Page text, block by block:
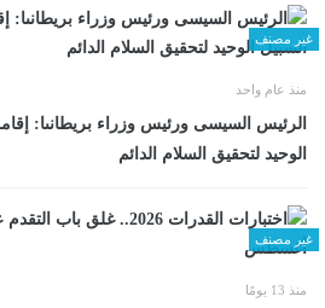
غير مصنف
منذ عام واحد
الرئيس السيسى ورئيس وزراء بريطانىا:
الوحيد لتحقيق السلام الدائم
غير مصنف
منذ 13 يومًا